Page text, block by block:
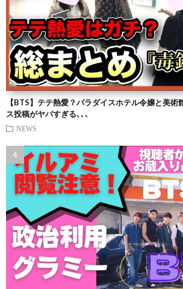
【BTS】テテ熱愛？パラダイスホテル令嬢と美
ス投稿がヤバすぎる､､､
NEWS